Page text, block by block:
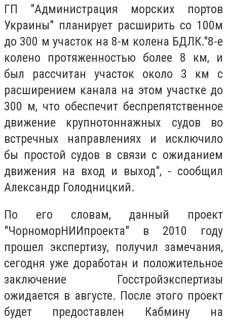
ГП "Администрация морских портов
Украины" планирует расширить со 100м
до 300 м участок на 8-м колена БДЛК."8-е
колено протяженностью более 8 км, и
был рассчитан участок около 3 км с
расширением канала на этом участке до
300 м, что обеспечит беспрепятственное
движение крупнотоннажных судов во
встречных направлениях и исключило
бы простой судов в связи с ожиданием
движения на вход и выход", - сообщил
Александр Голодницкий.
По его словам, данный проект
"ЧорноморНИИпроекта" в 2010 году
прошел экспертизу, получил замечания,
сегодня уже доработан и положительное
заключение Госстройэкспертизы
ожидается в августе. После этого проект
будет предоставлен Кабмину на